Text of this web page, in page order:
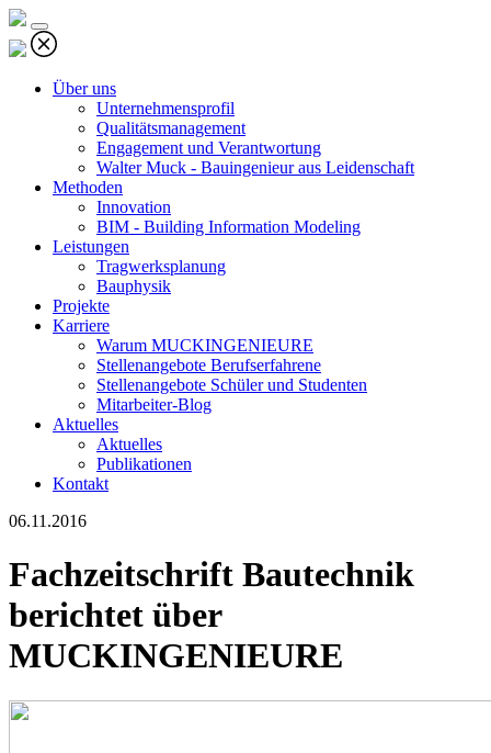
Über uns
Unternehmensprofil
Qualitätsmanagement
Engagement und Verantwortung
Walter Muck - Bauingenieur aus Leidenschaft
Methoden
Innovation
BIM - Building Information Modeling
Leistungen
Tragwerksplanung
Bauphysik
Projekte
Karriere
Warum MUCKINGENIEURE
Stellenangebote Berufserfahrene
Stellenangebote Schüler und Studenten
Mitarbeiter-Blog
Aktuelles
Aktuelles
Publikationen
Kontakt
06.11.2016
Fachzeitschrift Bautechnik
berichtet über
MUCKINGENIEURE